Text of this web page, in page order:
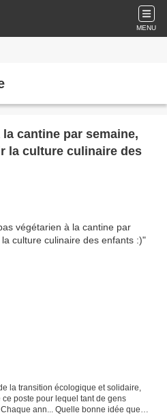
MENU
cantine par semaine,
la culture culinaire des
la transition écologique et solidaire,
poste pour lequel tant de gens
ann... Quelle bonne idée que